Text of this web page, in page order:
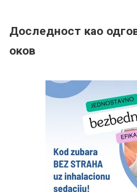
Доследност као
оков